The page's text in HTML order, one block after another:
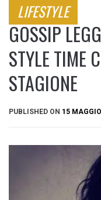
LIFESTYLE
GOSSIP
STYLE TIME
STAGIONE
PUBLISHED ON 15